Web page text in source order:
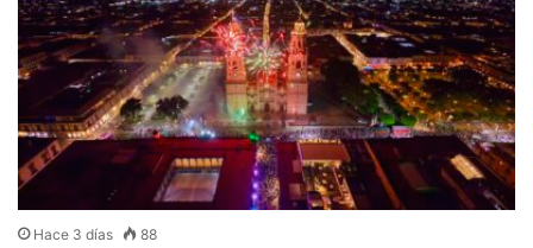
Hace 3 días 88